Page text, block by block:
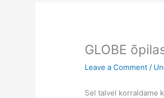
GLOBE
Leave a Comment /
Sel talvel korraldame